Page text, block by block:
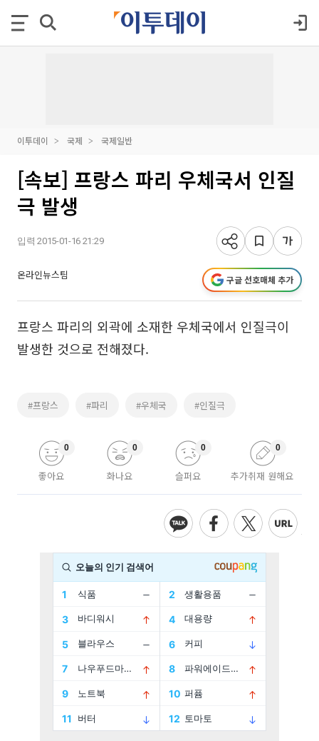
이투데이 국제 국제일반
[속보] 프랑스 파리 우체국서 인질
극 발생
입력 2015-01-16 21:29
온라인뉴스팀 구글 선호매체 추가
프랑스 파리의 외곽에 소재한 우체국에서 인질극이
발생한 것으로 전해졌다.
#프랑스 #파리 #우체국 #인질극
좋아요
0
화나요
0
슬퍼요
0
추가취재 원해요
0